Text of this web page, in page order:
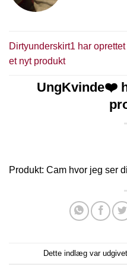
Dirtyunderskirt1 har oprettet
et nyt produkt
UngKvinde❤️
Produkt: Cam hvor jeg ser
Dette indlæg var